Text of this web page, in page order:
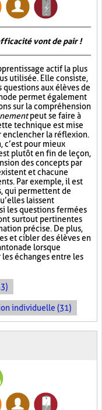
vont de pair !
actif la plus
utilisée. Elle consiste,
questions aux élèves de
permet également
sur la compréhension
peut se faire à
technique est mise
enclencher la réflexion.
c’est pour mieux
plutôt en fin de leçon,
des concepts par
et chacune
Par exemple, il est
qui permettent de
laissent
les questions fermées
surtout pertinentes
précise. De plus,
et cibler des élèves en
lorsque
échanges entre les
individuelle (31)